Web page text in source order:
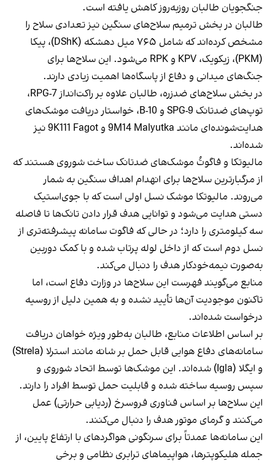
جنگجویان طالبان روزبه‌روز کاهش یافته است.
طالبان در بخش ترمیم سلاح‌های سنگین نیز تعدادی سلاح را
مشخص کرده‌اند که شامل ۷۶۵ میل دهشکه (DShK)، پیکا
(PKM)، زیکویک، KPV و RPK می‌شود. این سلاح‌ها برای
جنگ‌های میدانی و دفاع از پاسگاه‌ها اهمیت زیادی دارند.
در بخش سلاح‌های ضدزره، طالبان علاوه بر راکت‌انداز RPG-7،
توپ‌های ضدتانک SPG-9 و B-10، خواستار دریافت موشک‌های
هدایت‌شونده‌ای مانند 9M14 Malyutka و 9K111 Fagot نیز
شده‌اند.
مالیوتکا و فاگوتُ موشک‌های ضدتانک ساخت شوروی هستند که
از مرگبارترین سلاح‌ها برای انهدام اهداف سنگین به شمار
می‌روند. مالیوتکا موشک نسل اولی است که با جوی‌استیک
دستی هدایت می‌شود و توانایی هدف قرار دادن تانک‌ها تا فاصله
سه کیلومتری را دارد؛ در حالی که فاگوت سامانه پیشرفته‌تری از
نسل دوم است که از داخل لوله پرتاب شده و با کمک دوربین
به‌صورت نیمه‌خودکار هدف را دنبال می‌کند.
منابع می‌گویند فهرست این سلاح‌ها در وزارت دفاع است، اما
تاکنون موجودیت آن‌ها تأیید نشده و به همین دلیل از روسیه
درخواست شده‌اند.
بر اساس اطلاعات منابع، طالبان به‌طور ویژه خواهان دریافت
سامانه‌های دفاع هوایی قابل حمل بر شانه مانند استرلا (Strela)
و ایگلا (Igla) شده‌اند. این موشک‌ها توسط اتحاد شوروی و
سپس روسیه ساخته شده و قابلیت حمل توسط افراد را دارند.
این سلاح‌ها بر اساس فناوری فروسرخ (ردیابی حرارتی) عمل
می‌کنند و گرمای موتور هدف را دنبال می‌کنند.
این سامانه‌ها عمدتاً برای سرنگونی هواگردهای با ارتفاع پایین، از
جمله هلیکوپترها، هواپیماهای ترابری نظامی و برخی